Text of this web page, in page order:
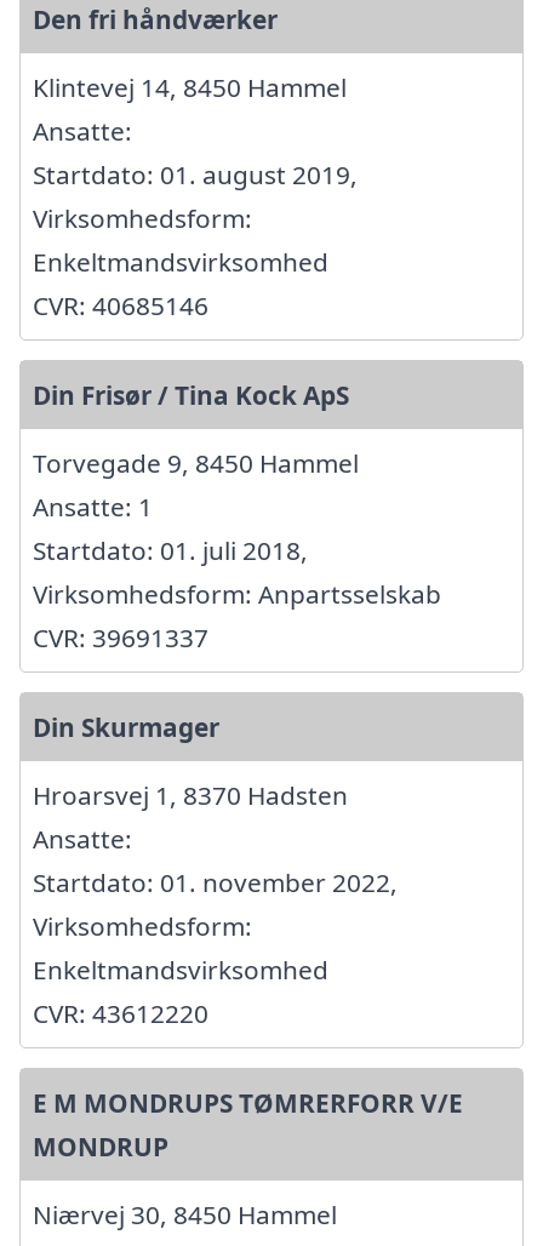
Den fri håndværker
Klintevej 14, 8450 Hammel
Ansatte:
Startdato: 01. august 2019,
Virksomhedsform:
Enkeltmandsvirksomhed
CVR: 40685146
Din Frisør / Tina Kock ApS
Torvegade 9, 8450 Hammel
Ansatte: 1
Startdato: 01. juli 2018,
Virksomhedsform: Anpartsselskab
CVR: 39691337
Din Skurmager
Hroarsvej 1, 8370 Hadsten
Ansatte:
Startdato: 01. november 2022,
Virksomhedsform:
Enkeltmandsvirksomhed
CVR: 43612220
E M MONDRUPS TØMRERFORR V/E
MONDRUP
Niærvej 30, 8450 Hammel